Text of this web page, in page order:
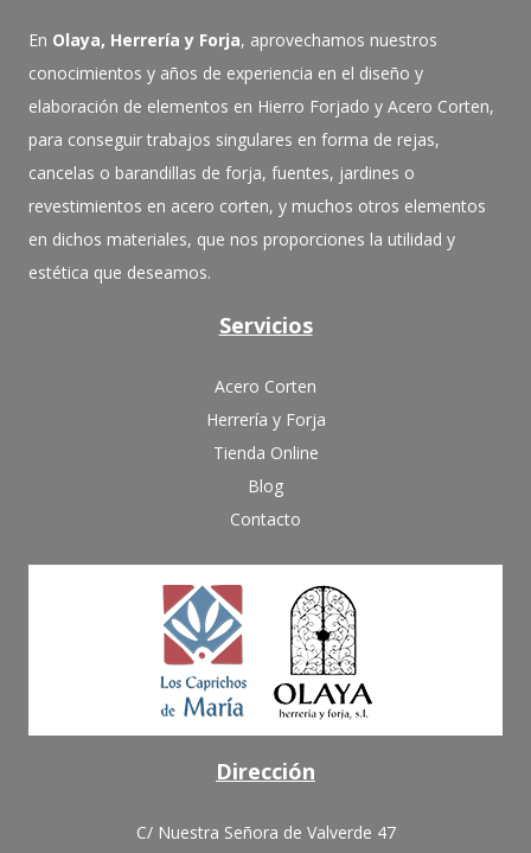
En Olaya, Herrería y Forja, aprovechamos nuestros
conocimientos y años de experiencia en el diseño y
elaboración de elementos en Hierro Forjado y Acero Corten,
para conseguir trabajos singulares en forma de rejas,
cancelas o barandillas de forja, fuentes, jardines o
revestimientos en acero corten, y muchos otros elementos
en dichos materiales, que nos proporciones la utilidad y
estética que deseamos.
Servicios
Acero Corten
Herrería y Forja
Tienda Online
Blog
Contacto
Dirección
C/ Nuestra Señora de Valverde 47